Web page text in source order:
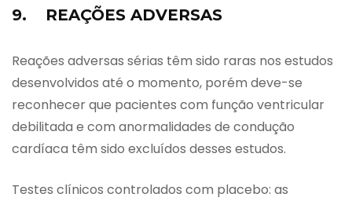
9. REAÇÕES ADVERSAS
Reações adversas sérias têm sido raras nos estudos
desenvolvidos até o momento, porém deve-se
reconhecer que pacientes com função ventricular
debilitada e com anormalidades de condução
cardíaca têm sido excluídos desses estudos.
Testes clínicos controlados com placebo: as